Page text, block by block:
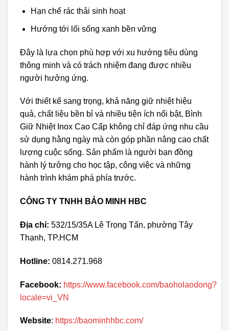
Hạn chế rác thải sinh hoạt
Hướng tới lối sống xanh bền vững
Đây là lựa chọn phù hợp với xu hướng tiêu dùng
thông minh và có trách nhiệm đang được nhiều
người hưởng ứng.
Với thiết kế sang trọng, khả năng giữ nhiệt hiệu
quả, chất liệu bền bỉ và nhiều tiện ích nổi bật, Bình
Giữ Nhiệt Inox Cao Cấp không chỉ đáp ứng nhu cầu
sử dụng hằng ngày mà còn góp phần nâng cao chất
lượng cuộc sống. Sản phẩm là người bạn đồng
hành lý tưởng cho học tập, công việc và những
hành trình khám phá phía trước.
CÔNG TY TNHH BẢO MINH HBC
Địa chỉ: 532/15/35A Lê Trọng Tấn, phường Tây
Thạnh, TP.HCM
Hotline: 0814.271.968
Facebook: https://www.facebook.com/baoholaodong?
locale=vi_VN
Website: https://baominhhbc.com/